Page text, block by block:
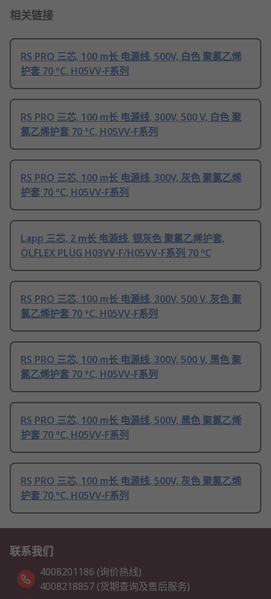
相关链接
RS PRO 三芯, 100 m长 电源线, 500V, 白色 聚氯乙烯
护套 70 °C, H05VV-F系列
RS PRO 三芯, 100 m长 电源线, 300V, 500 V, 白色 聚
氯乙烯护套 70 °C, H05VV-F系列
RS PRO 三芯, 100 m长 电源线, 300V, 灰色 聚氯乙烯
护套 70 °C, H05VV-F系列
Lapp 三芯, 2 m长 电源线, 银灰色 聚氯乙烯护套,
ÖLFLEX PLUG H03VV-F/H05VV-F系列 70 °C
RS PRO 三芯, 100 m长 电源线, 300V, 500 V, 灰色 聚
氯乙烯护套 70 °C, H05VV-F系列
RS PRO 三芯, 100 m长 电源线, 300V, 500 V, 黑色 聚
氯乙烯护套 70 °C, H05VV-F系列
RS PRO 三芯, 100 m长 电源线, 500V, 黑色 聚氯乙烯
护套 70 °C, H05VV-F系列
RS PRO 三芯, 100 m长 电源线, 500V, 灰色 聚氯乙烯
护套 70 °C, H05VV-F系列
联系我们
4008201186 (询价热线)
4008218857 (货期查询及售后服务)